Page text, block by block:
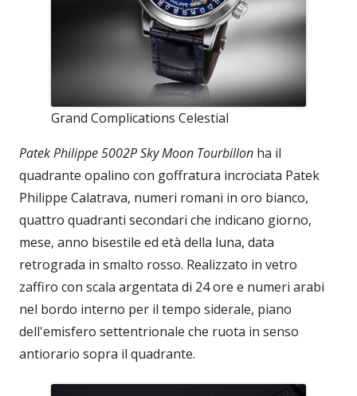
Grand Complications Celestial
Patek Philippe 5002P Sky Moon Tourbillon ha il
quadrante opalino con goffratura incrociata Patek
Philippe Calatrava, numeri romani in oro bianco,
quattro quadranti secondari che indicano giorno,
mese, anno bisestile ed età della luna, data
retrograda in smalto rosso. Realizzato in vetro
zaffiro con scala argentata di 24 ore e numeri arabi
nel bordo interno per il tempo siderale, piano
dell'emisfero settentrionale che ruota in senso
antiorario sopra il quadrante.